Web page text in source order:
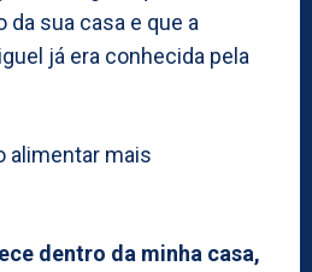
sua casa e que a
já era conhecida pela
alimentar mais
dentro da minha casa,